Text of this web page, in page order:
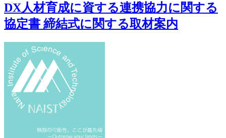
DX人材育成に資する連携協力に関する
協定書 締結式に関する取材案内